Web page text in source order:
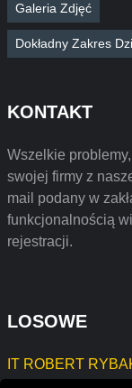
Galeria Zdjęć
Dokładny Zakres
KONTAKT
Wszelkie
swojej firmy z
mail podany w
funkcjonalnością
rejestracji.
LOSOWE
IT ROBERT